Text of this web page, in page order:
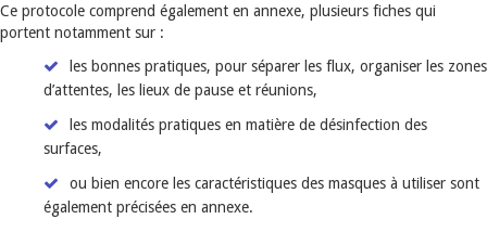
Ce protocole comprend également en annexe, plusieurs fiches qui
portent notamment sur :
les bonnes pratiques, pour séparer les flux, organiser les zones
d’attentes, les lieux de pause et réunions,
les modalités pratiques en matière de désinfection des
surfaces,
ou bien encore les caractéristiques des masques à utiliser sont
également précisées en annexe.